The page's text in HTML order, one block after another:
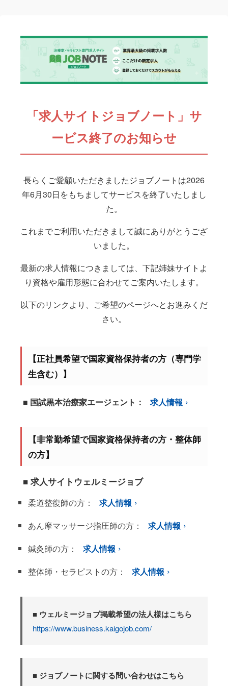
「求人サイトジョブノート」サ
ービス終了のお知らせ
長らくご愛顧いただきましたジョブノートは2026
年6月30日をもちましてサービスを終了いたしまし
た。
これまでご利用いただきまして誠にありがとうござ
いました。
最新の求人情報につきましては、下記姉妹サイトよ
り資格や雇用形態に合わせてご案内いたします。
以下のリンクより、ご希望のページへとお進みくだ
さい。
【正社員希望で国家資格保持者の方（専門学
生含む）】
■ 国試黒本治療家エージェント： 求人情報
【非常勤希望で国家資格保持者の方・整体師
の方】
■ 求人サイトウェルミージョブ
柔道整復師の方：
求人情報
あん摩マッサージ指圧師の方：
求人情報
鍼灸師の方：
求人情報
整体師・セラピストの方：
求人情報
■ ウェルミージョブ掲載希望の法人様はこちら
https://www.business.kaigojob.com/
■ ジョブノートに関する問い合わせはこちら